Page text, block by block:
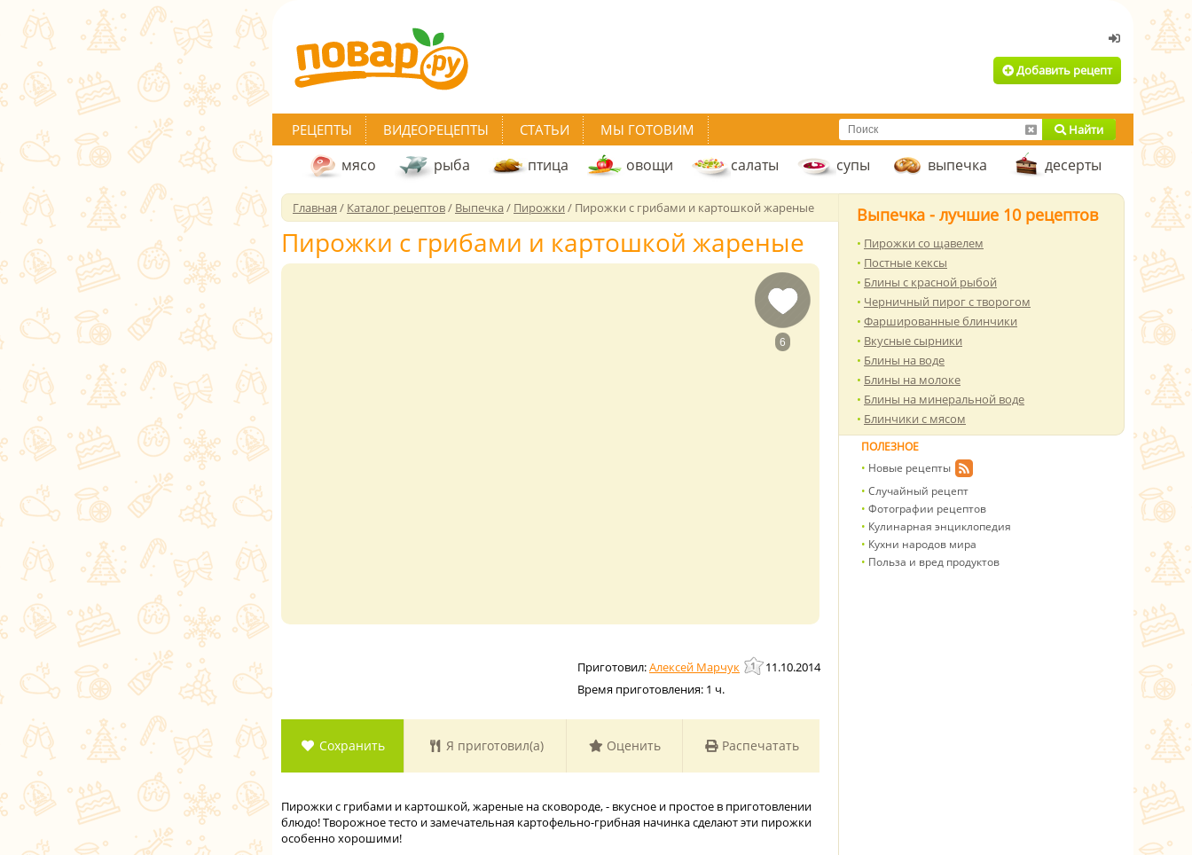
Добавить рецепт
РЕЦЕПТЫ ВИДЕОРЕЦЕПТЫ СТАТЬИ МЫ ГОТОВИМ Найти
мясо рыба птица овощи салаты супы выпечка десерты
Главная / Каталог рецептов/ Выпечка/ Пирожки / Пирожки с грибами и картошкой жареные
Пирожки с грибами и картошкой жареные
6
Алексей Марчук
11.10.2014
Время приготовления: 1 ч.
Сохранить Я приготовил(а) Оценить Распечатать
Пирожки с грибами и картошкой, жареные на сковороде, - вкусное и простое в приготовлении
блюдо! Творожное тесто и замечательная картофельно-грибная начинка сделают эти пирожки
особенно хорошими!
Выпечка - лучшие 10 рецептов
Пирожки со щавелем
Постные кексы
Блины с красной рыбой
Черничный пирог с творогом
Фаршированные блинчики
Вкусные сырники
Блины на воде
Блины на молоке
Блины на минеральной воде
Блинчики с мясом
ПОЛЕЗНОЕ
Новые рецепты
Случайный рецепт
Фотографии рецептов
Кулинарная энциклопедия
Кухни народов мира
Польза и вред продуктов